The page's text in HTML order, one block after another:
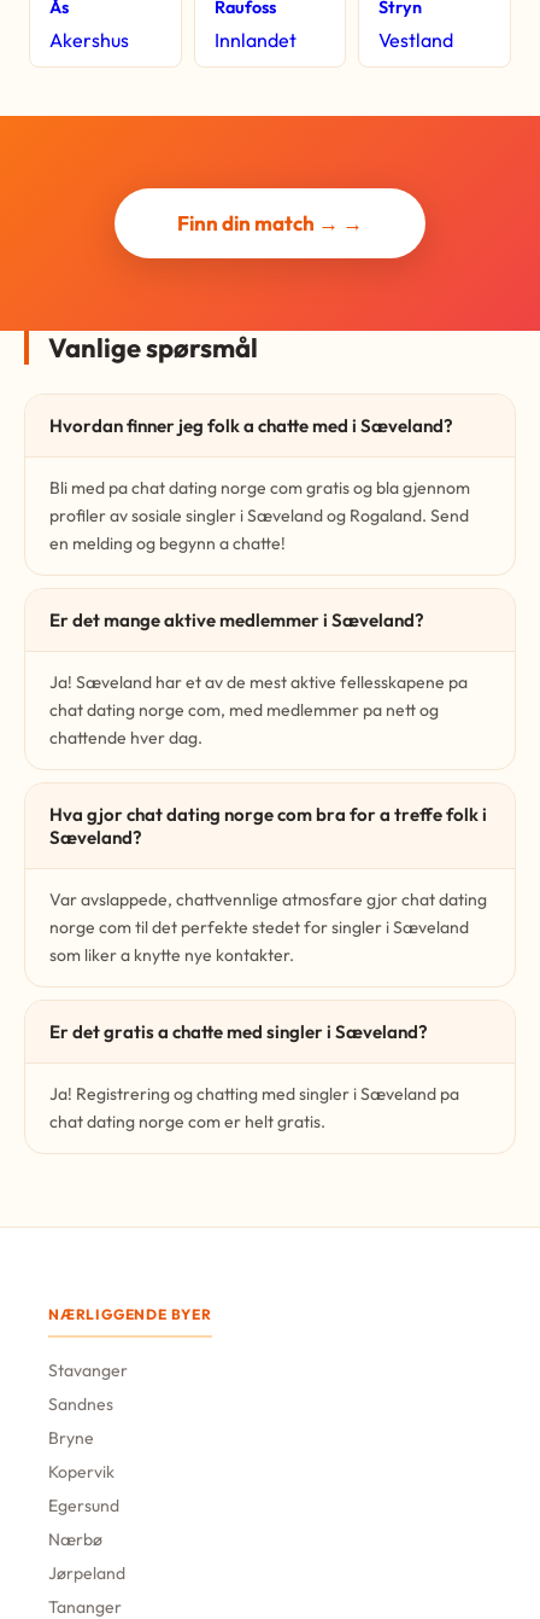
Ås
Akershus
Raufoss
Innlandet
Stryn
Vestland
Finn din match → →
Vanlige spørsmål
Hvordan finner jeg folk a chatte med i Sæveland?
Bli med pa chat dating norge com gratis og bla gjennom
profiler av sosiale singler i Sæveland og Rogaland. Send
en melding og begynn a chatte!
Er det mange aktive medlemmer i Sæveland?
Ja! Sæveland har et av de mest aktive fellesskapene pa
chat dating norge com, med medlemmer pa nett og
chattende hver dag.
Hva gjor chat dating norge com bra for a treffe folk i
Sæveland?
Var avslappede, chattvennlige atmosfare gjor chat dating
norge com til det perfekte stedet for singler i Sæveland
som liker a knytte nye kontakter.
Er det gratis a chatte med singler i Sæveland?
Ja! Registrering og chatting med singler i Sæveland pa
chat dating norge com er helt gratis.
NÆRLIGGENDE BYER
Stavanger
Sandnes
Bryne
Kopervik
Egersund
Nærbø
Jørpeland
Tananger